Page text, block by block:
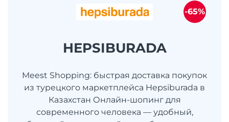
HEPSIBURADA
Meest Shopping: быстрая доставка покупок
из турецкого маркетплейса Hepsiburada в
Казахстан Онлайн-шопинг для
современного человека — удобный,
-65%